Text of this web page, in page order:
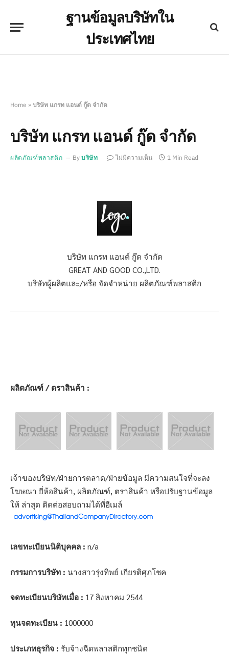
ฐานข้อมูลบริษัทใน
ประเทศไทย
Home » บริษัท แกรท แอนด์ กู๊ด จำกัด
บริษัท แกรท แอนด์ กู๊ด จำกัด
ผลิตภัณฑ์พลาสติก By บริษัท ไม่มีความเห็น 1 Min Read
บริษัท แกรท แอนด์ กู๊ด จำกัด
GREAT AND GOOD CO.,LTD.
บริษัทผู้ผลิตและ/หรือ จัดจำหน่าย ผลิตภัณฑ์พลาสติก
ผลิตภัณฑ์ / ตราสินค้า :
เจ้าของบริษัท/ฝ่ายการตลาด/ฝ่ายข้อมูล มีความสนใจที่จะลง
โฆษณา ยี่ห้อสินค้า, ผลิตภัณฑ์, ตราสินค้า หรือปรับฐานข้อมูล
ให้ ล่าสุด ติดต่อสอบถามได้ที่อีเมล์
เลขทะเบียนนิติบุคคล : n/a
กรรมการบริษัท : นางสาวรุ่งทิพย์ เกียรติศุภโชค
จดทะเบียนบริษัทเมื่อ : 17 สิงหาคม 2544
ทุนจดทะเบียน : 1000000
ประเภทธุรกิจ : รับจ้างฉีดพลาสติกทุกชนิด